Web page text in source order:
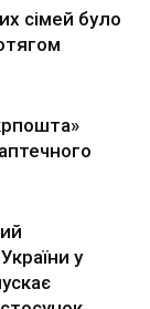
сімей було
у